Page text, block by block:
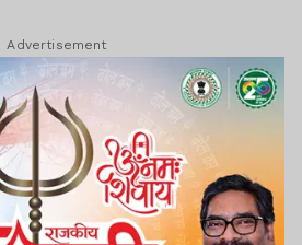
Advertisement